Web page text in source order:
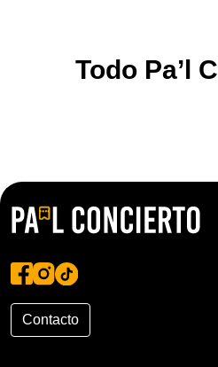
Todo Pa’l
Contacto